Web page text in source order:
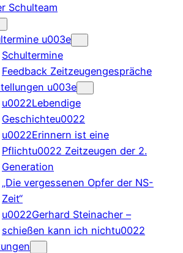
Schulteam
u003e
Schultermine
Feedback Zeitzeugengespräche
u003e
u0022Lebendige
Geschichteu0022
u0022Erinnern ist eine
Pflichtu0022 Zeitzeugen der 2.
Generation
„Die vergessenen Opfer der NS-
Zeit“
u0022Gerhard Steinacher –
schießen kann ich nichtu0022